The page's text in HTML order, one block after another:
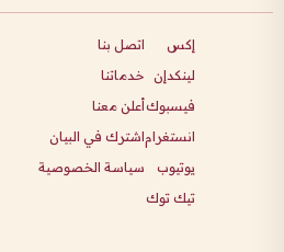
إكس
لينكدإن
فيسبوك
انستغرام
يوتيوب
تيك توك
اتصل بنا
خدماتنا
أعلن معنا
اشترك في البيان
سياسة الخصوصية